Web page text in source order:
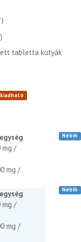
tabletta kutyák
mg /
mg /
Nébih
mg /
mg /
Nébih